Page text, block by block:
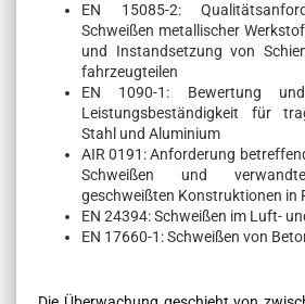
EN 15085-2:
Schweißen metallischer
und Instandsetzung von
fahrzeugteilen
EN 1090-1: Bewertung
Leistungsbeständigkeit für
Stahl und Aluminium
AIR 0191: Anforderung
Schweißen und
geschweißten Konstruktionen in
EN 24394:Schweißen im Luft-
EN 17660-1:Schweißen von